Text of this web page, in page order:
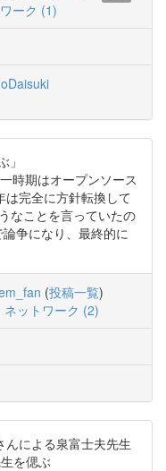
ーク (1)
」
時期はオープンソース
完全に方針転換して
なことを言っていたの
争になり、最終的に
(投稿一覧)
ネットワーク (2)
による泉富士夫先生
を偲ぶ